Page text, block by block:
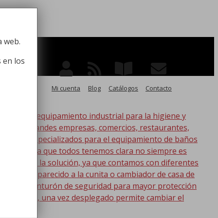
higiene
Mi cuenta Blog Catálogos Contacto
tipo de equipamiento industrial para la higiene y
para grandes empresas, comercios, restaurantes,
especializados para el equipamiento de baños
Esta idea que todos tenemos clara no siempre es
tenemos la solución, ya que contamos con diferentes
lo más parecido a la cunita o cambiador de casa de
con un cinturón de seguridad para mayor protección
la pared, una vez desplegado permite cambiar el
web.
en los